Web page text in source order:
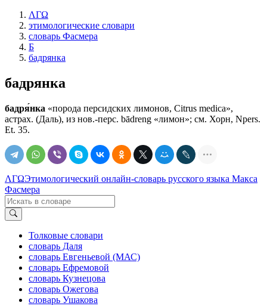
ΛΓΩ
этимологические словари
словарь Фасмера
Б
бадрянка
бадрянка
бадря́нка «порода персидских лимонов, Citrus medica»,
астрах. (Даль), из нов.-перс. bādreng «лимон»; см. Хорн, Npers.
Et. 35.
ΛΓΩЭтимологический онлайн-словарь русского языка Макса
Фасмера
Толковые словари
словарь Даля
словарь Евгеньевой (МАС)
словарь Ефремовой
словарь Кузнецова
словарь Ожегова
словарь Ушакова